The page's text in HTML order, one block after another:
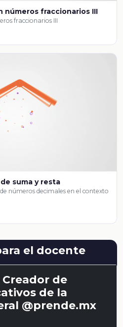
números fraccionarios III
fraccionarios III
suma y resta
números decimales en el contexto
el docente
Creador de
de la
@prende.mx